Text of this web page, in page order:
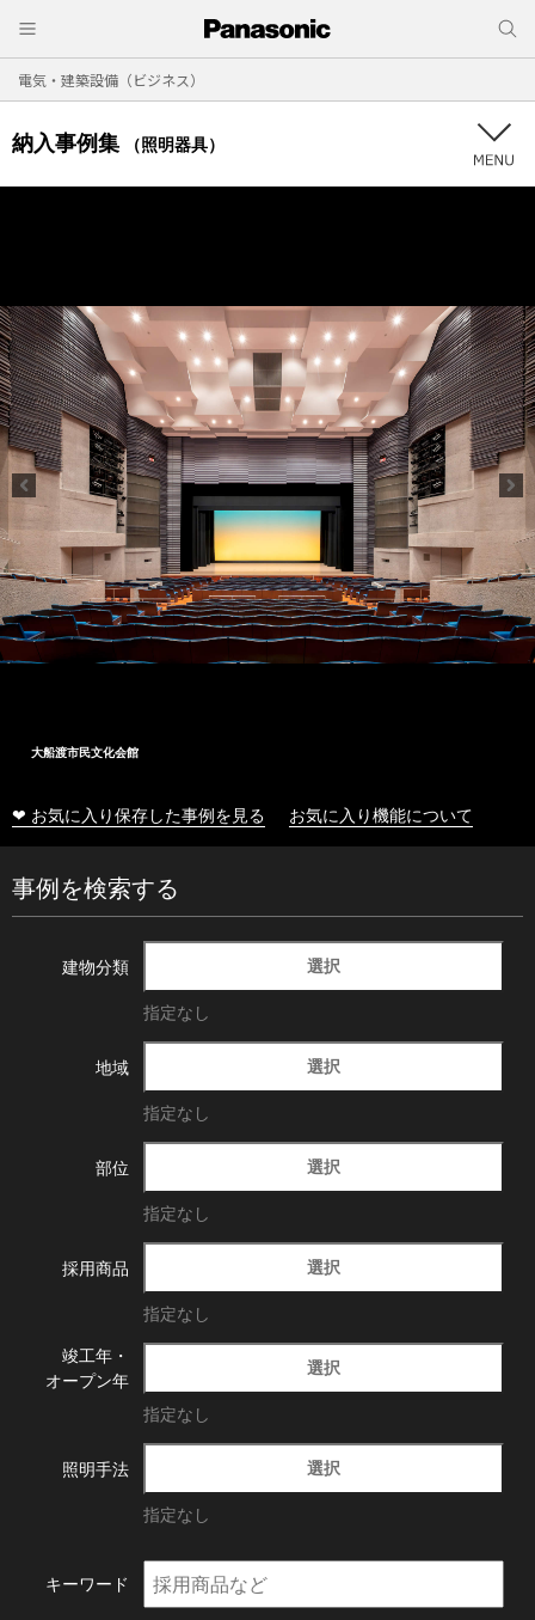
電気・建築設備（ビジネス）
納入事例集 （照明器具）
大船渡市民文化会館
❤ お気に入り保存した事例を見る お気に入り機能について
事例を検索する
建物分類 選択
指定なし
地域 選択
指定なし
部位 選択
指定なし
採用商品 選択
指定なし
竣工年・
オープン年
選択
指定なし
照明手法 選択
指定なし
キーワード